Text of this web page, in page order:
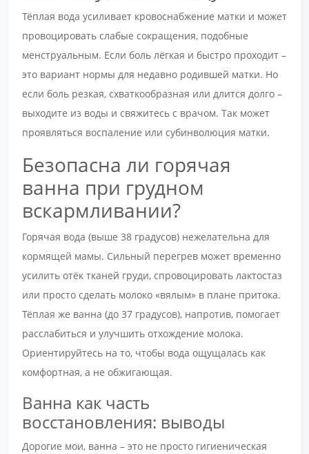
Тёплая вода усиливает кровоснабжение матки и может
провоцировать слабые сокращения, подобные
менструальным. Если боль лёгкая и быстро проходит –
это вариант нормы для недавно родившей матки. Но
если боль резкая, схваткообразная или длится долго –
выходите из воды и свяжитесь с врачом. Так может
проявляться воспаление или субинволюция матки.
Безопасна ли горячая
ванна при грудном
вскармливании?
Горячая вода (выше 38 градусов) нежелательна для
кормящей мамы. Сильный перегрев может временно
усилить отёк тканей груди, спровоцировать лактостаз
или просто сделать молоко «вялым» в плане притока.
Тёплая же ванна (до 37 градусов), напротив, помогает
расслабиться и улучшить отхождение молока.
Ориентируйтесь на то, чтобы вода ощущалась как
комфортная, а не обжигающая.
Ванна как часть
восстановления: выводы
Дорогие мои, ванна – это не просто гигиеническая